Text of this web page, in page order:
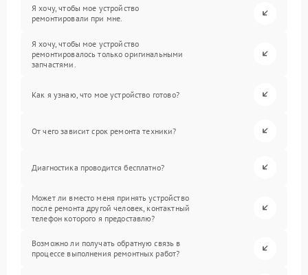
Я хочу, чтобы мое устройство
ремонтировали при мне.
Я хочу, чтобы мое устройство
ремонтировалось только оригинальными
запчастями.
Как я узнаю, что мое устройство готово?
От чего зависит срок ремонта техники?
Диагностика проводится бесплатно?
Может ли вместо меня принять устройство
после ремонта другой человек, контактный
телефон которого я предоставлю?
Возможно ли получать обратную связь в
процессе выполнения ремонтных работ?